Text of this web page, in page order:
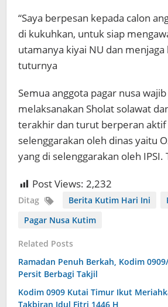
“Saya berpesan kepada calon
di kukuhkan, untuk siap
utamanya kiyai NU dan menjaga
tuturnya
Semua anggota pagar nusa
melaksanakan Sholat solawat
terakhir dan turut berperan aktif
selenggarakan oleh dinas yaitu
yang di selenggarakan oleh IPSI.
Post Views: 2,232
Ditag Berita Kutim Hari Ini
Pagar Nusa Kutim
Related Posts
Ramadan Penuh Berkah, Kodim
Persit Berbagi Takjil
Kodim 0909 Kutai Timur Ikut
Takbiran Idul Fitri 1446 H